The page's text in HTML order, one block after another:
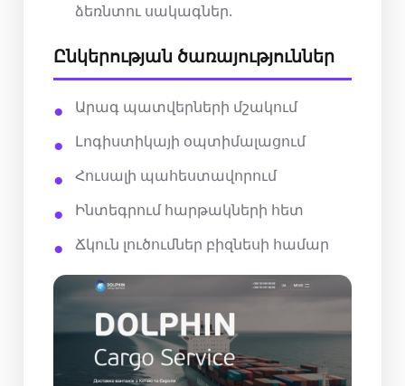
ձեռնտու սակագներ.
Ընկերության ծառայություններ
Արագ պատվերների մշակում
Լոգիստիկայի օպտիմալացում
Հուսալի պահեստավորում
Ինտեգրում հարթակների հետ
Ճկուն լուծումներ բիզնեսի համար